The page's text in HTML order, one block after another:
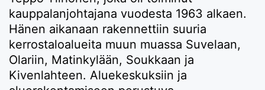
kauppalanjohtajana vuodesta 1963 alkaen.
Hänen aikanaan rakennettiin suuria
kerrostaloalueita muun muassa Suvelaan,
Olariin, Matinkylään, Soukkaan ja
Kivenlahteen. Aluekeskuksiin ja